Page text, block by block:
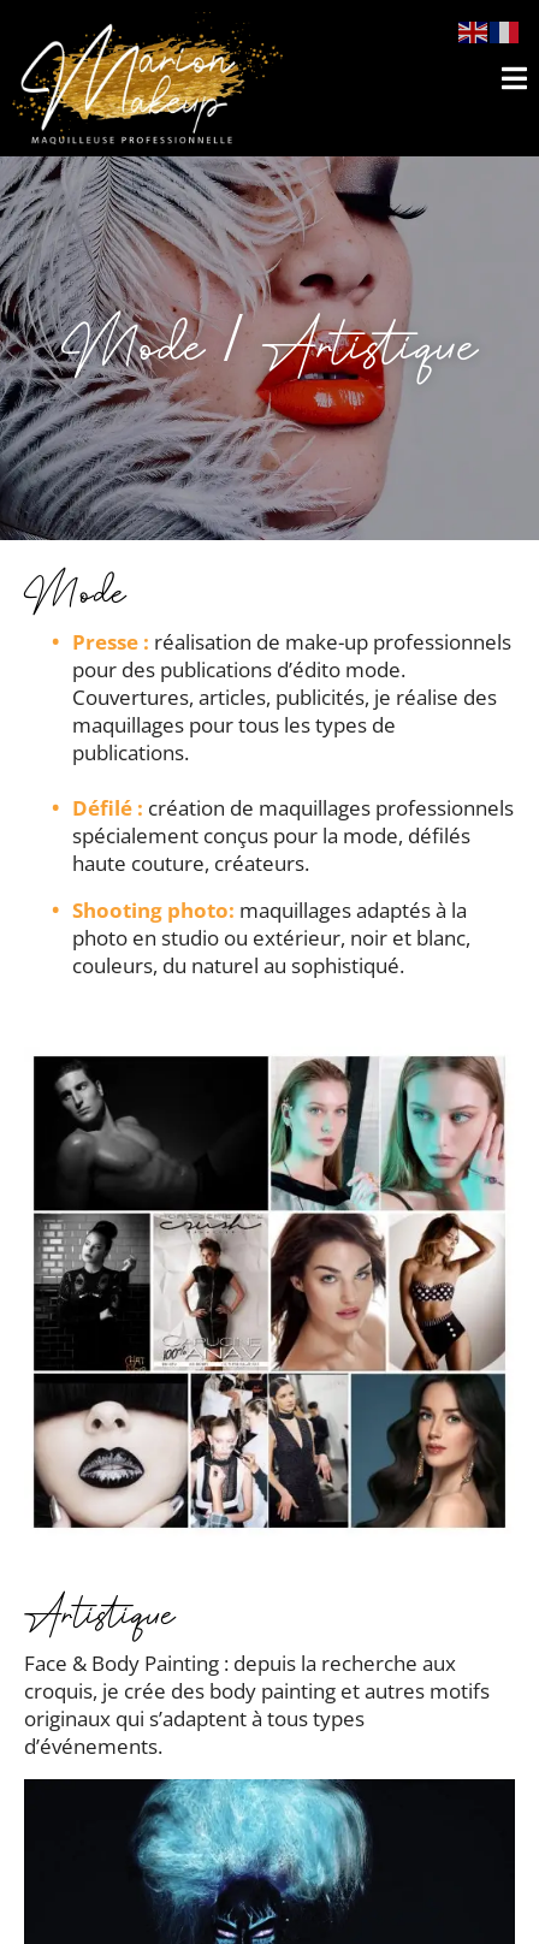
Mode / Artistique
Mode
Presse : réalisation de make-up professionnels
pour des publications d’édito mode.
Couvertures, articles, publicités, je réalise des
maquillages pour tous les types de
publications.
Défilé : création de maquillages professionnels
spécialement conçus pour la mode, défilés
haute couture, créateurs.
Shooting photo: maquillages adaptés à la
photo en studio ou extérieur, noir et blanc,
couleurs, du naturel au sophistiqué.
Artistique
Face & Body Painting : depuis la recherche aux
croquis, je crée des body painting et autres motifs
originaux qui s’adaptent à tous types
d’événements.